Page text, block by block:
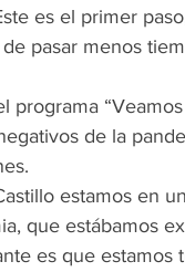
es el primer
pasar menos
programa
de la
estamos en
que estábamos
es que estamos